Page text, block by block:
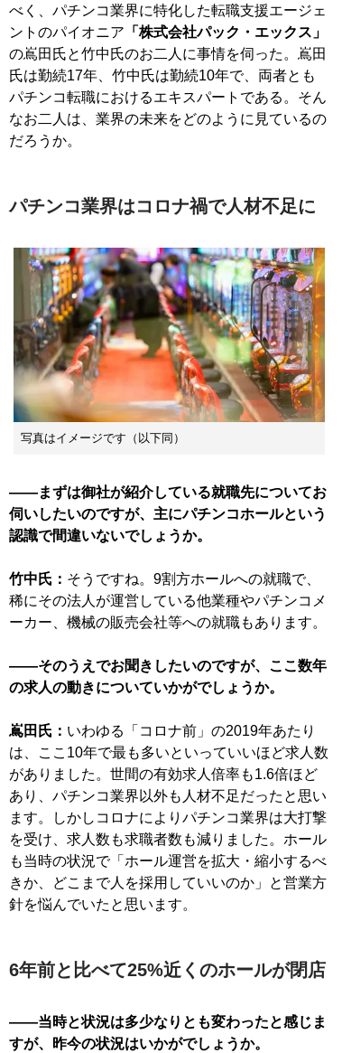
べく、パチンコ業界に特化した転職支援エージェ
ントのパイオニア 「株式会社パック・エックス」
の嶌田氏と竹中氏のお二人に事情を伺った。嶌田
氏は勤続17年、竹中氏は勤続10年で、両者とも
パチンコ転職におけるエキスパートである。そん
なお二人は、業界の未来をどのように見ているの
だろうか。
パチンコ業界はコロナ禍で人材不足に
写真はイメージです（以下同）
——まずは御社が紹介している就職先についてお
伺いしたいのですが、主にパチンコホールという
認識で間違いないでしょうか。
竹中氏： そうですね。9割方ホールへの就職で、
稀にその法人が運営している他業種やパチンコメ
ーカー、機械の販売会社等への就職もあります。
——そのうえでお聞きしたいのですが、ここ数年
の求人の動きについていかがでしょうか。
嶌田氏： いわゆる「コロナ前」の2019年あたり
は、ここ10年で最も多いといっていいほど求人数
がありました。世間の有効求人倍率も1.6倍ほど
あり、パチンコ業界以外も人材不足だったと思い
ます。しかしコロナによりパチンコ業界は大打撃
を受け、求人数も求職者数も減りました。ホール
も当時の状況で「ホール運営を拡大・縮小するべ
きか、どこまで人を採用していいのか」と営業方
針を悩んでいたと思います。
6年前と比べて25%近くのホールが閉店
——当時と状況は多少なりとも変わったと感じま
すが、昨今の状況はいかがでしょうか。